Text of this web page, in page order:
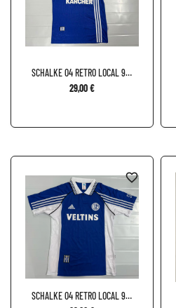
SCHALKE 04 RETRO LOCAL 96-
97
29,00 €
SCHALKE 04 RETRO LOCAL 98-
favorite_border